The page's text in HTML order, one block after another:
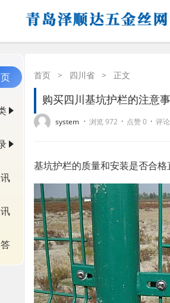
首页 > 四川省 > 正文
购买四川基坑护栏的注意
system · 浏览 972 · 点赞 0 · 评
基坑护栏的质量和安装是否合